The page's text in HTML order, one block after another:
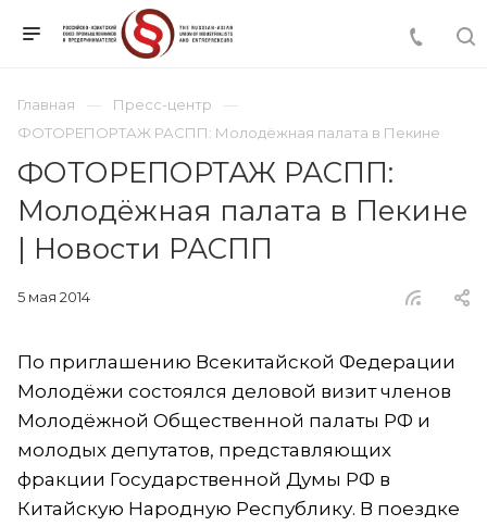
Главная
Пресс-центр
ФОТОРЕПОРТАЖ РАСПП: Молодёжная палата в Пекине
ФОТОРЕПОРТАЖ РАСПП:
Молодёжная палата в Пекине
| Новости РАСПП
5 мая 2014
По приглашению Всекитайской Федерации
Молодёжи состоялся деловой визит членов
Молодёжной Общественной палаты РФ и
молодых депутатов, представляющих
фракции Государственной Думы РФ в
Китайскую Народную Республику. В поездке